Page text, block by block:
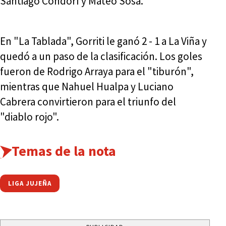
En "La Tablada", Gorriti le ganó 2 - 1 a La Viña y
quedó a un paso de la clasificación. Los goles
fueron de Rodrigo Arraya para el "tiburón",
mientras que Nahuel Hualpa y Luciano
Cabrera convirtieron para el triunfo del
"diablo rojo".
Temas de la nota
LIGA JUJEÑA